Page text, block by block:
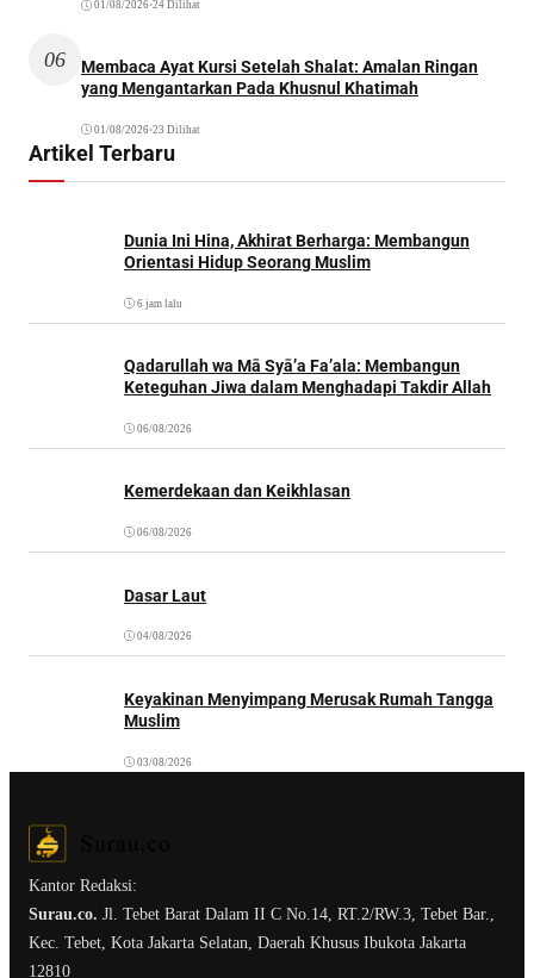
01/08/2026•24 Dilihat
06
Membaca Ayat Kursi Setelah Shalat: Amalan Ringan
yang Mengantarkan Pada Khusnul Khatimah
01/08/2026•23 Dilihat
Artikel Terbaru
Dunia Ini Hina, Akhirat Berharga: Membangun
Orientasi Hidup Seorang Muslim
6 jam lalu
Qadarullah wa Mā Syā’a Fa’ala: Membangun
Keteguhan Jiwa dalam Menghadapi Takdir Allah
06/08/2026
Kemerdekaan dan Keikhlasan
06/08/2026
Dasar Laut
04/08/2026
Keyakinan Menyimpang Merusak Rumah Tangga
Muslim
03/08/2026
Kantor Redaksi:
Surau.co. Jl. Tebet Barat Dalam II C No.14, RT.2/RW.3, Tebet Bar.,
Kec. Tebet, Kota Jakarta Selatan, Daerah Khusus Ibukota Jakarta
12810